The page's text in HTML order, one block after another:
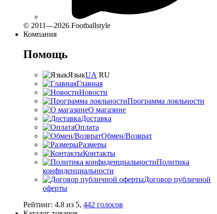
© 2011—2026 Footballstyle
Компания
Помощь
ЯзыкUA RU
Главная
Новости
Программа лояльности
О магазине
Доставка
Оплата
Обмен/Возврат
Размеры
Контакты
Политика
конфиденциальности
Договор публичной
оферты
Рейтинг: 4.8 из 5, 442 голосов